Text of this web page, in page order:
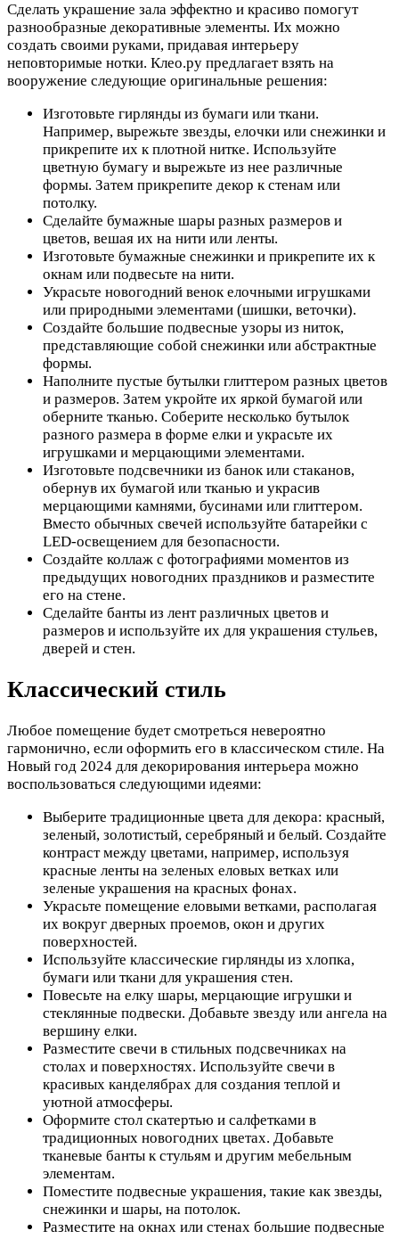
Сделать украшение зала эффектно и красиво помогут
разнообразные декоративные элементы. Их можно
создать своими руками, придавая интерьеру
неповторимые нотки. Клео.ру предлагает взять на
вооружение следующие оригинальные решения:
Изготовьте гирлянды из бумаги или ткани.
Например, вырежьте звезды, елочки или снежинки и
прикрепите их к плотной нитке. Используйте
цветную бумагу и вырежьте из нее различные
формы. Затем прикрепите декор к стенам или
потолку.
Сделайте бумажные шары разных размеров и
цветов, вешая их на нити или ленты.
Изготовьте бумажные снежинки и прикрепите их к
окнам или подвесьте на нити.
Украсьте новогодний венок елочными игрушками
или природными элементами (шишки, веточки).
Создайте большие подвесные узоры из ниток,
представляющие собой снежинки или абстрактные
формы.
Наполните пустые бутылки глиттером разных цветов
и размеров. Затем укройте их яркой бумагой или
оберните тканью. Соберите несколько бутылок
разного размера в форме елки и украсьте их
игрушками и мерцающими элементами.
Изготовьте подсвечники из банок или стаканов,
обернув их бумагой или тканью и украсив
мерцающими камнями, бусинами или глиттером.
Вместо обычных свечей используйте батарейки с
LED-освещением для безопасности.
Создайте коллаж с фотографиями моментов из
предыдущих новогодних праздников и разместите
его на стене.
Сделайте банты из лент различных цветов и
размеров и используйте их для украшения стульев,
дверей и стен.
Классический стиль
Любое помещение будет смотреться невероятно
гармонично, если оформить его в классическом стиле. На
Новый год 2024 для декорирования интерьера можно
воспользоваться следующими идеями:
Выберите традиционные цвета для декора: красный,
зеленый, золотистый, серебряный и белый. Создайте
контраст между цветами, например, используя
красные ленты на зеленых еловых ветках или
зеленые украшения на красных фонах.
Украсьте помещение еловыми ветками, располагая
их вокруг дверных проемов, окон и других
поверхностей.
Используйте классические гирлянды из хлопка,
бумаги или ткани для украшения стен.
Повесьте на елку шары, мерцающие игрушки и
стеклянные подвески. Добавьте звезду или ангела на
вершину елки.
Разместите свечи в стильных подсвечниках на
столах и поверхностях. Используйте свечи в
красивых канделябрах для создания теплой и
уютной атмосферы.
Оформите стол скатертью и салфетками в
традиционных новогодних цветах. Добавьте
тканевые банты к стульям и другим мебельным
элементам.
Поместите подвесные украшения, такие как звезды,
снежинки и шары, на потолок.
Разместите на окнах или стенах большие подвесные